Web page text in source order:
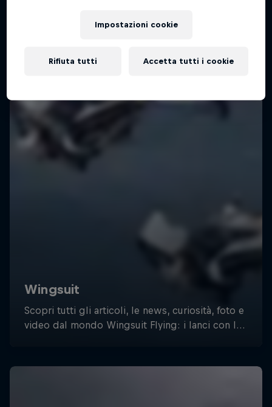
Impostazioni cookie
Rifiuta tutti Accetta tutti i cookie